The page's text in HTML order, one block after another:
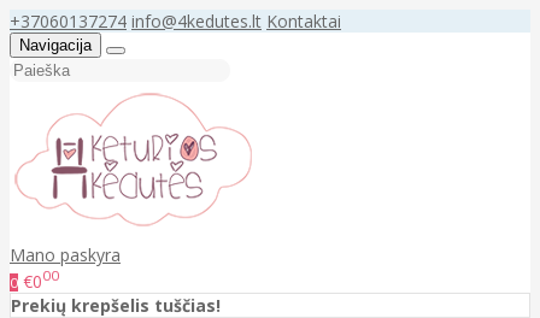
+37060137274 info@4kedutes.lt Kontaktai
Navigacija
Mano paskyra
0 €000
Prekių krepšelis tuščias!